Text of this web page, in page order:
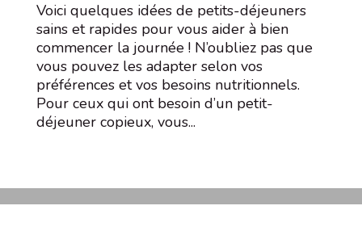
Voici quelques idées de petits-déjeuners
sains et rapides pour vous aider à bien
commencer la journée ! N’oubliez pas que
vous pouvez les adapter selon vos
préférences et vos besoins nutritionnels.
Pour ceux qui ont besoin d’un petit-
déjeuner copieux, vous...